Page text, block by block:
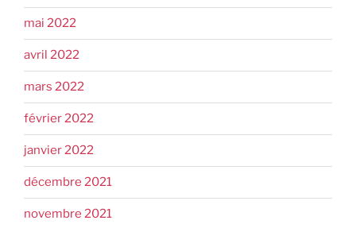
mai 2022
avril 2022
mars 2022
février 2022
janvier 2022
décembre 2021
novembre 2021